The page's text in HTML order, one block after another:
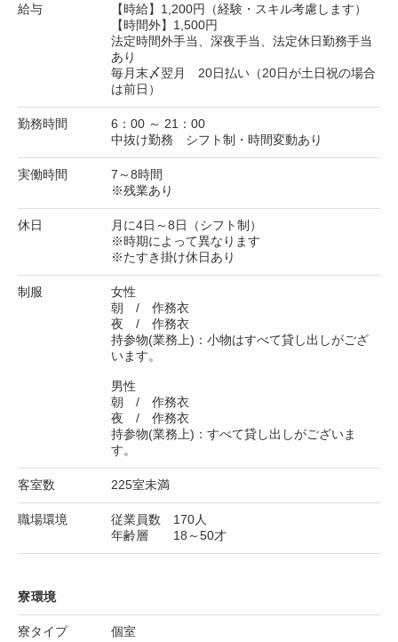
給与
【時給】1,200円（経験・スキル考慮します）
【時間外】1,500円
法定時間外手当、深夜手当、法定休日勤務手当
あり
毎月末〆翌月 20日払い（20日が土日祝の場合
は前日）
勤務時間
6：00 ～ 21：00
中抜け勤務 シフト制・時間変動あり
実働時間
7～8時間
※残業あり
休日
月に4日～8日（シフト制）
※時期によって異なります
※たすき掛け休日あり
制服
女性
朝 / 作務衣
夜 / 作務衣
持参物(業務上)：小物はすべて貸し出しがござ
います。
男性
朝 / 作務衣
夜 / 作務衣
持参物(業務上)：すべて貸し出しがございま
す。
客室数 225室未満
職場環境
従業員数 170人
年齢層 18～50才
寮環境
寮タイプ 個室